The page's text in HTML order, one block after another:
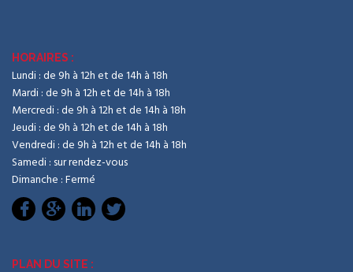
HORAIRES :
Lundi : de 9h à 12h et de 14h à 18h
Mardi : de 9h à 12h et de 14h à 18h
Mercredi : de 9h à 12h et de 14h à 18h
Jeudi : de 9h à 12h et de 14h à 18h
Vendredi : de 9h à 12h et de 14h à 18h
Samedi : sur rendez-vous
Dimanche : Fermé
PLAN DU SITE :